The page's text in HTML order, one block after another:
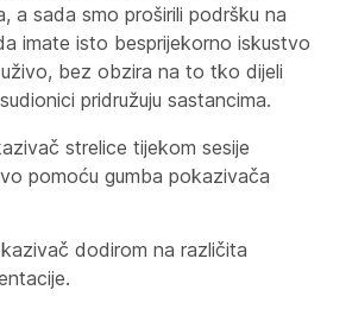
a sada smo proširili podršku na
imate isto besprijekorno iskustvo
bez obzira na to tko dijeli
pridružuju sastancima.
strelice tijekom sesije
pomoću gumba pokazivača
dodirom na različita